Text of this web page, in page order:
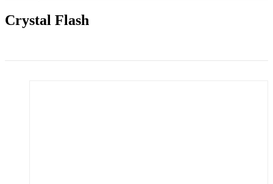
Crystal Flash